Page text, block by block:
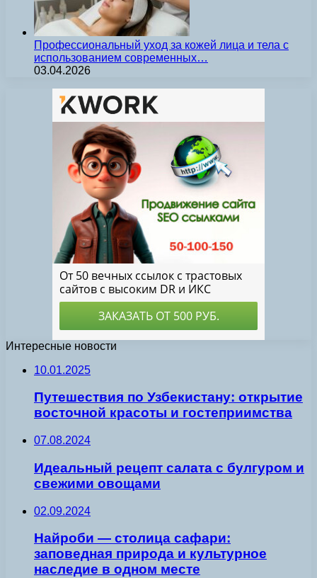
Профессиональный уход за кожей лица и тела с
использованием современных…
03.04.2026
Интересные новости
10.01.2025
Путешествия по Узбекистану: открытие
восточной красоты и гостеприимства
07.08.2024
Идеальный рецепт салата с булгуром и
свежими овощами
02.09.2024
Найроби — столица сафари:
заповедная природа и культурное
наследие в одном месте